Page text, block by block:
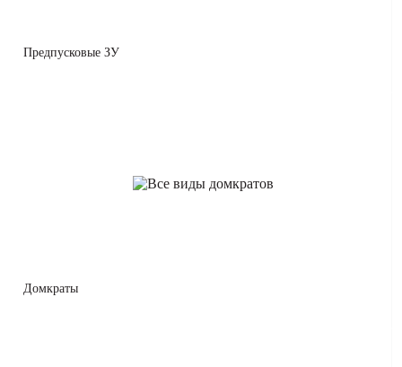
Предпусковые ЗУ
Домкраты